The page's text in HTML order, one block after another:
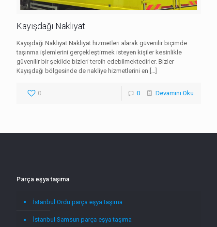
Kayışdağı Nakliyat
Kayışdağı Nakliyat Nakliyat hizmetleri alarak güvenilir biçimde
taşınma işlemlerini gerçekleştirmek isteyen kişiler kesinlikle
güvenilir bir şekilde bizleri tercih edebilmektedirler. Bizler
Kayışdağı bölgesinde de nakliye hizmetlerini en […]
0 0 Devamını Oku
Parça eşya taşıma
İstanbul Ordu parça eşya taşıma
İstanbul Samsun parça eşya taşıma